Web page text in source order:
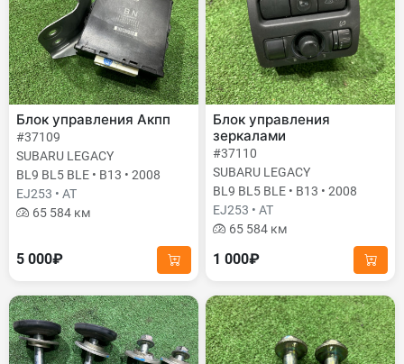
Блок управления Акпп
#37109
SUBARU LEGACY
BL9 BL5 BLE • B13 • 2008
EJ253 • AT
65 584 км
5 000₽
Блок управления
зеркалами
#37110
SUBARU LEGACY
BL9 BL5 BLE • B13 • 2008
EJ253 • AT
65 584 км
1 000₽